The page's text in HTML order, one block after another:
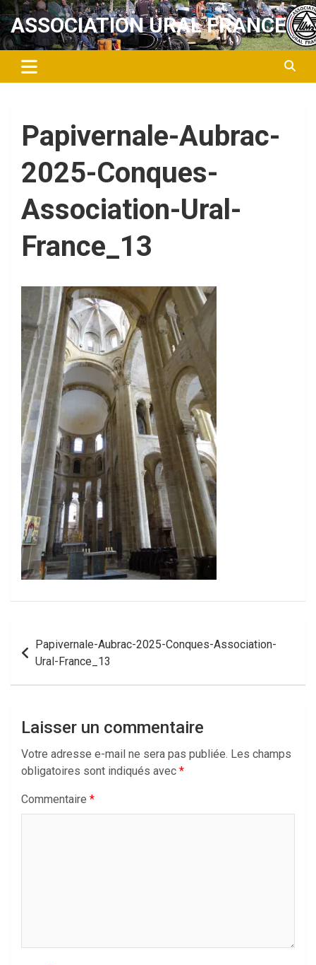
Aller
au
contenu
ASSOCIATION URAL FRANCE
Papivernale-Aubrac-
2025-Conques-
Association-Ural-
France_13
Navigation
de
l’article
Papivernale-Aubrac-2025-Conques-Association-
Ural-France_13
Laisser un commentaire
Votre adresse e-mail ne sera pas publiée. Les champs
obligatoires sont indiqués avec *
Commentaire *